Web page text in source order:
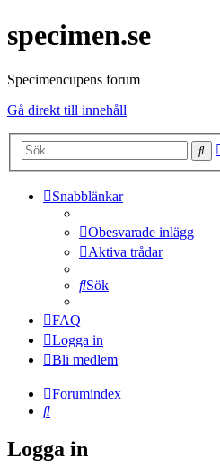
specimen.se
Specimencupens forum
Gå direkt till innehåll
Sök
Snabblänkar
Obesvarade inlägg
Aktiva trådar
Sök
FAQ
Logga in
Bli medlem
Forumindex
Sök
Logga in